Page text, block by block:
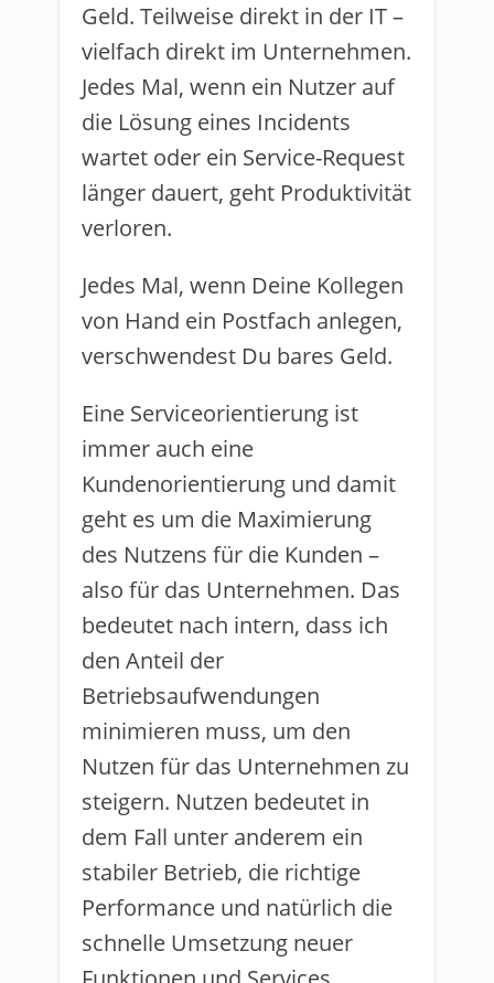
Geld. Teilweise direkt in der IT –
vielfach direkt im Unternehmen.
Jedes Mal, wenn ein Nutzer auf
die Lösung eines Incidents
wartet oder ein Service-Request
länger dauert, geht Produktivität
verloren.
Jedes Mal, wenn Deine Kollegen
von Hand ein Postfach anlegen,
verschwendest Du bares Geld.
Eine Serviceorientierung ist
immer auch eine
Kundenorientierung und damit
geht es um die Maximierung
des Nutzens für die Kunden –
also für das Unternehmen. Das
bedeutet nach intern, dass ich
den Anteil der
Betriebsaufwendungen
minimieren muss, um den
Nutzen für das Unternehmen zu
steigern. Nutzen bedeutet in
dem Fall unter anderem ein
stabiler Betrieb, die richtige
Performance und natürlich die
schnelle Umsetzung neuer